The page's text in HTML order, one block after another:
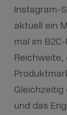
Instagram-
aktuell ein
mal im
Reichweite,
und das